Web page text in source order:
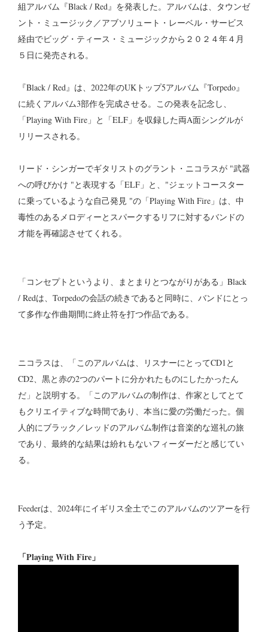
組アルバム『Black / Red』を発表した。アルバムは、タウンゼ
ント・ミュージック／アブソリュート・レーベル・サービス
経由でビッグ・ティース・ミュージックから２０２４年４月
５日に発売される。
『Black / Red』は、2022年のUKトップ5アルバム『Torpedo』
に続くアルバム3部作を完成させる。この発表を記念し、
「Playing With Fire」と「ELF」を収録した両A面シングルが
リリースされる。
リード・シンガーでギタリストのグラント・ニコラスが "武器
への呼びかけ "と表現する「ELF」と、"ジェットコースター
に乗っているような自己発見 "の「Playing With Fire」は、中
毒性のあるメロディーとスパークするリフに対するバンドの
才能を再確認させてくれる。
「コンセプトというより、まとまりとつながりがある」Black
/ Redは、Torpedoの会話の続きであると同時に、バンドにとっ
て多作な作曲期間に終止符を打つ作品である。
ニコラスは、「このアルバムは、リスナーにとってCD1と
CD2、黒と赤の2つのパートに分かれたものにしたかったん
だ」と説明する。「このアルバムの制作は、作家としてとて
もクリエイティブな時間であり、本当に愛の労働だった。個
人的にブラック／レッドのアルバム制作は音楽的な巡礼の旅
であり、最終的な結果は紛れもないフィーダーだと感じてい
る。
Feederは、2024年にイギリス全土でこのアルバムのツアーを行
う予定。
「Playing With Fire」